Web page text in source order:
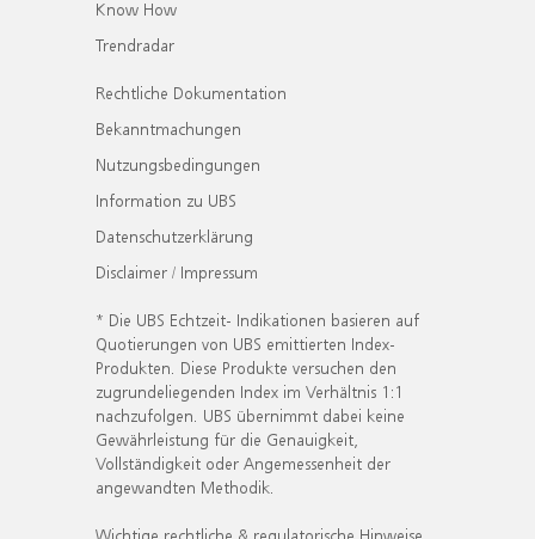
Know How
Trendradar
Rechtliche Dokumentation
Bekanntmachungen
Nutzungsbedingungen
Information zu UBS
Datenschutzerklärung
Disclaimer / Impressum
* Die UBS Echtzeit- Indikationen basieren auf
Quotierungen von UBS emittierten Index-
Produkten. Diese Produkte versuchen den
zugrundeliegenden Index im Verhältnis 1:1
nachzufolgen. UBS übernimmt dabei keine
Gewährleistung für die Genauigkeit,
Vollständigkeit oder Angemessenheit der
angewandten Methodik.